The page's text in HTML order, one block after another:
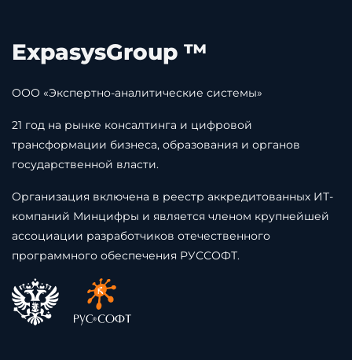
ExpasysGroup ™
ООО «Экспертно-аналитические системы»
21 год на рынке консалтинга и цифровой
трансформации бизнеса, образования и органов
государственной власти.
Организация включена в реестр аккредитованных ИТ-
компаний Минцифры и является членом крупнейшей
ассоциации разработчиков отечественного
программного обеспечения РУССОФТ.